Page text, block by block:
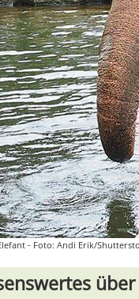
- Foto: Andi Erik/